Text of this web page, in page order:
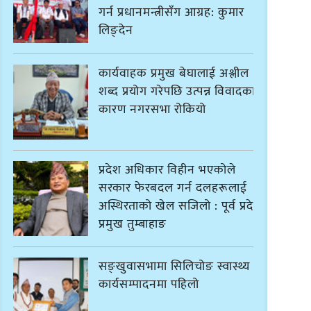
गर्न प्रधानमन्त्रीसँग आग्रह: कुमार
लिङ्देन
कार्यवाहक प्रमुख बेघालाई अश्लील
शब्द प्रयोग गरेपछि उत्पन्न विवादका
कारण नगरसभा रोकियो
प्रदेश अधिकार विहीन भएकोले
सरकार फेरबदल गर्न दलहरूलाई
अस्थिरताको खेल सजिलो : पूर्व प्रदेश
प्रमुख तुम्बाहाङ
सङ्खुवासभामा सिलिचोङ स्वास्थ्य
कार्यसम्पादनमा पहिलो